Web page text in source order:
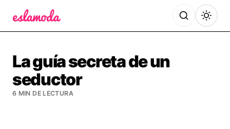
La guía secreta de un
seductor
6 MIN DE LECTURA